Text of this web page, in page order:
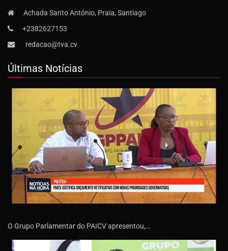
Achada Santo António, Praia, Santiago
+2382627153
redacao@tva.cv
Últimas Notícias
O Grupo Parlamentar do PAICV apresentou,…